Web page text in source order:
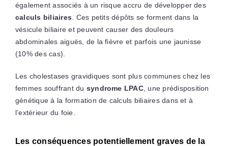
également associés à un risque accru de développer des
calculs biliaires . Ces petits dépôts se forment dans la
vésicule biliaire et peuvent causer des douleurs
abdominales aiguës, de la fièvre et parfois une jaunisse
(10% des cas).
Les cholestases gravidiques sont plus communes chez les
femmes souffrant du syndrome LPAC, une prédisposition
génétique à la formation de calculs biliaires dans et à
l’extérieur du foie.
Les conséquences potentiellement graves de la